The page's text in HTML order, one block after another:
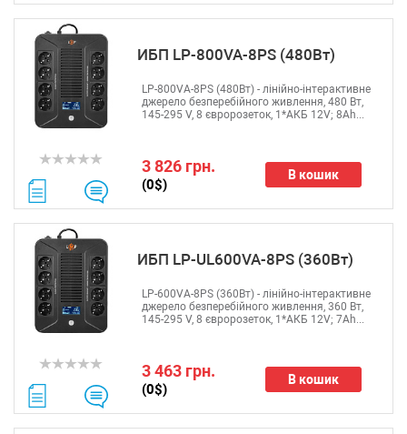
ИБП LP-800VA-8PS (480Вт)
3 826 грн.
(0$)
В кошик
LP-800VA-8PS (480Вт) - лінійно-інтерактивне
джерело безперебійного живлення, 480 Вт,
145-295 V, 8 євророзеток, 1*АКБ 12V; 8Ah...
ИБП LP-UL600VA-8PS (360Вт)
3 463 грн.
(0$)
В кошик
LP-600VA-8PS (360Вт) - лінійно-інтерактивне
джерело безперебійного живлення, 360 Вт,
145-295 V, 8 євророзеток, 1*АКБ 12V; 7Ah...